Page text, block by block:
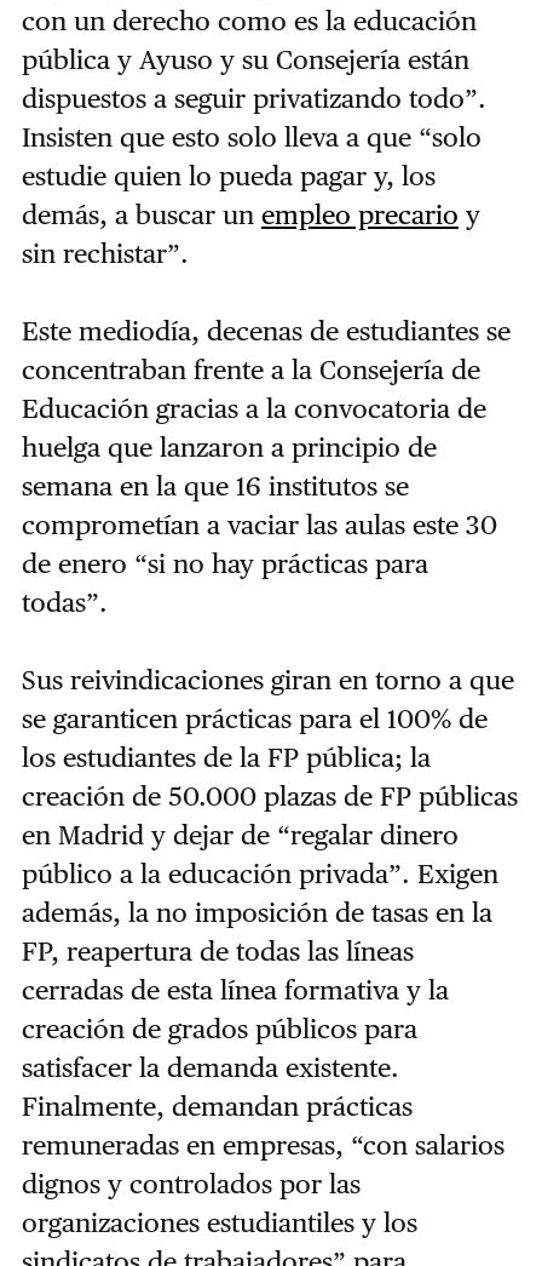
con un derecho como es la educación
pública y Ayuso y su Consejería están
dispuestos a seguir privatizando todo”.
Insisten que esto solo lleva a que “solo
estudie quien lo pueda pagar y, los
demás, a buscar un empleo precario y
sin rechistar”.
Este mediodía, decenas de estudiantes se
concentraban frente a la Consejería de
Educación gracias a la convocatoria de
huelga que lanzaron a principio de
semana en la que 16 institutos se
comprometían a vaciar las aulas este 30
de enero “si no hay prácticas para
todas”.
Sus reivindicaciones giran en torno a que
se garanticen prácticas para el 100% de
los estudiantes de la FP pública; la
creación de 50.000 plazas de FP públicas
en Madrid y dejar de “regalar dinero
público a la educación privada”. Exigen
además, la no imposición de tasas en la
FP, reapertura de todas las líneas
cerradas de esta línea formativa y la
creación de grados públicos para
satisfacer la demanda existente.
Finalmente, demandan prácticas
remuneradas en empresas, “con salarios
dignos y controlados por las
organizaciones estudiantiles y los